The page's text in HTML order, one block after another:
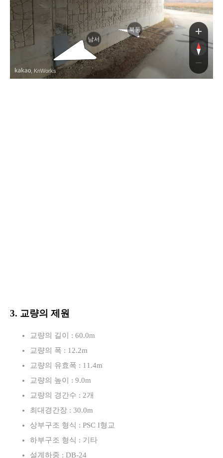
남서
북동
, KnWorks
3. 교량의 제원
교량의 길이 : 60.0m
교량의 폭 : 12.2m
교량의 유효폭 : 11.4m
교량의 높이 : 9.0m
교량의 경간수 : 2개
최대경간장 : 30.0m
상부구조 형식 : PSC I형교
하부구조 형식 : 기타
설계하중 : DB-24